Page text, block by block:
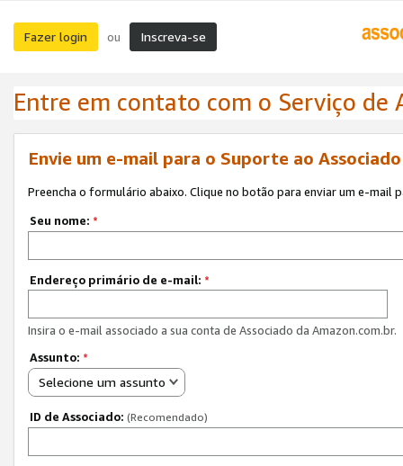
Fazer login ou Inscreva-se
Entre em contato com o Serviço de
Envie um e-mail para o Suporte ao
Preencha o formulário abaixo. Clique no botão para enviar um e-mail
Seu nome: *
Endereço primário de e-mail: *
Insira o e-mail associado a sua conta de Associado da Amazon.com.br.
Assunto: *
Selecione um assunto
ID de Associado: (Recomendado)